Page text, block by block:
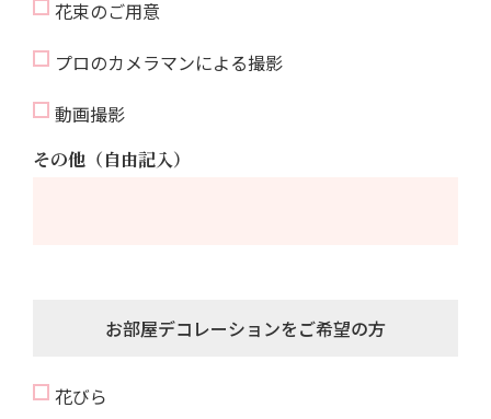
花束のご用意
プロのカメラマンによる撮影
動画撮影
その他（自由記入）
お部屋デコレーションをご希望の方
花びら